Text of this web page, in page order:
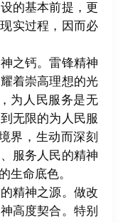
的基本前提，更
实过程，因而必
之钙。雷锋精神
着崇高理想的光
为人民服务是无
无限的为人民服
界，生动而深刻
服务人民的精神
生命底色。
精神之源。做改
高度契合。特别